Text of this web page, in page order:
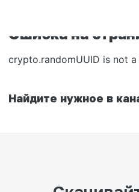
Ошибка на
crypto.randomUUID is not
Найдите нужное в